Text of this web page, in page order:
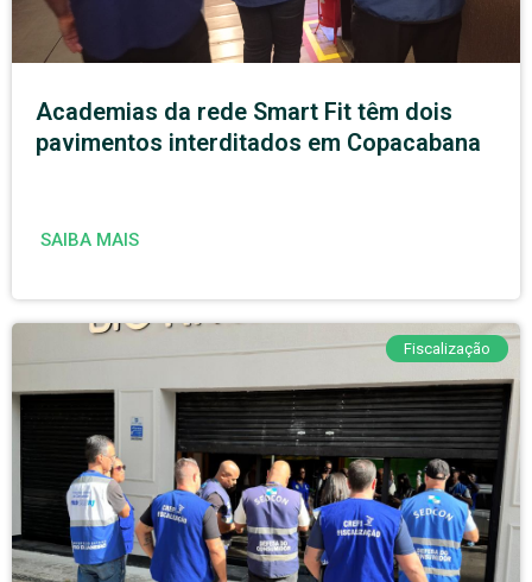
Academias da rede Smart Fit têm dois
pavimentos interditados em Copacabana
SAIBA MAIS
Fiscalização